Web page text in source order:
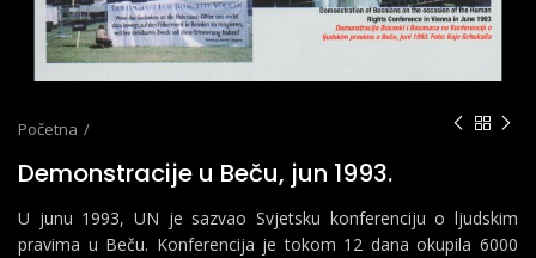
Početna
Demonstracije u Beču, jun 1993.
U junu 1993, UN je sazvao Svjetsku konferenciju o ljudskim
pravima u Beču. Konferencija je tokom 12 dana okupila 6000